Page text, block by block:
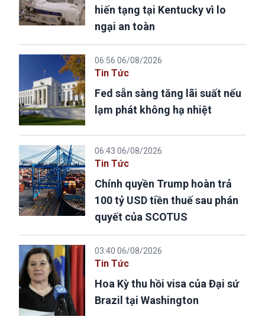
hiến tạng tại Kentucky vì lo
ngại an toàn
06:56 06/08/2026
Tin Tức
Fed sẵn sàng tăng lãi suất nếu
lạm phát không hạ nhiệt
06:43 06/08/2026
Tin Tức
Chính quyền Trump hoàn trả
100 tỷ USD tiền thuế sau phán
quyết của SCOTUS
03:40 06/08/2026
Tin Tức
Hoa Kỳ thu hồi visa của Đại sứ
Brazil tại Washington